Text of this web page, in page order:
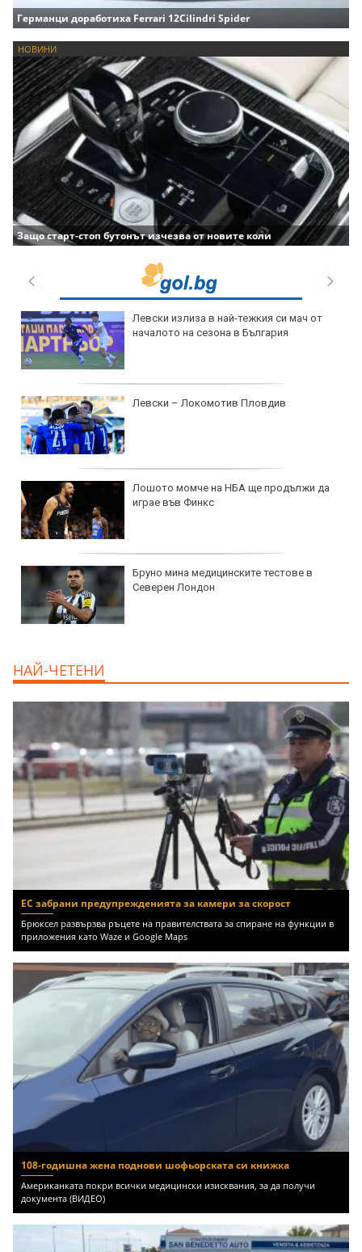
Германци доработиха Ferrari 12Cilindri Spider
НОВИНИ
Защо старт-стоп бутонът изчезва от новите коли
Левски излиза в най-тежкия си мач от
началото на сезона в България
Левски – Локомотив Пловдив
Лошото момче на НБА ще продължи да
играе във Финкс
Бруно мина медицинските тестове в
Северен Лондон
НАЙ-ЧЕТЕНИ
ЕС забрани предупрежденията за камери за скорост
Брюксел развързва ръцете на правителствата за спиране на функции в
приложения като Waze и Google Maps
108-годишна жена поднови шофьорската си книжка
Американката покри всички медицински изисквания, за да получи
документа (ВИДЕО)